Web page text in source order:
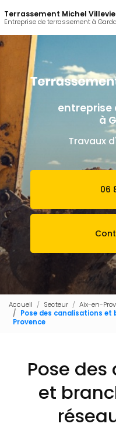
au
contenu
principal
Terrassement Michel
Entreprise de terrassement à
entreprise
à
Travaux
06
Accueil Secteur
Aix-en-
Pose des canalisations et
Provence
Pose
et